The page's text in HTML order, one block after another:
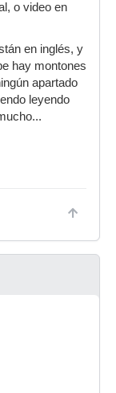
o video en
en inglés, y
hay montones
apartado
leyendo